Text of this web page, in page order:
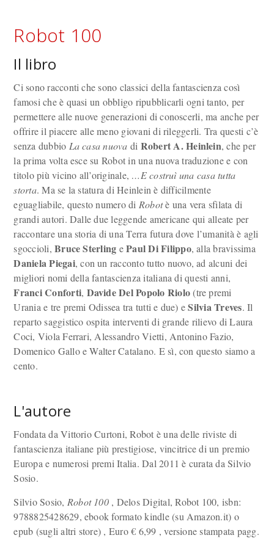
Robot 100
Il libro
Ci sono racconti che sono classici della fantascienza così
famosi che è quasi un obbligo ripubblicarli ogni tanto, per
permettere alle nuove generazioni di conoscerli, ma anche per
offrire il piacere alle meno giovani di rileggerli. Tra questi c’è
senza dubbio La casa nuova di Robert A. Heinlein, che per
la prima volta esce su Robot in una nuova traduzione e con
titolo più vicino all’originale, …E costruì una casa tutta
storta. Ma se la statura di Heinlein è difficilmente
eguagliabile, questo numero di Robotè una vera sfilata di
grandi autori. Dalle due leggende americane qui alleate per
raccontare una storia di una Terra futura dove l’umanità è agli
sgoccioli,Bruce Sterling ePaul Di Filippo, alla bravissima
Daniela Piegai, con un racconto tutto nuovo, ad alcuni dei
migliori nomi della fantascienza italiana di questi anni,
Franci Conforti, Davide Del Popolo Riolo(tre premi
Urania e tre premi Odissea tra tutti e due) eSilvia Treves. Il
reparto saggistico ospita interventi di grande rilievo di Laura
Coci, Viola Ferrari, Alessandro Vietti, Antonino Fazio,
Domenico Gallo e Walter Catalano. E sì, con questo siamo a
cento.
L'autore
Fondata da Vittorio Curtoni, Robot è una delle riviste di
fantascienza italiane più prestigiose, vincitrice di un premio
Europa e numerosi premi Italia. Dal 2011 è curata da Silvio
Sosio.
Silvio Sosio, Robot 100, Delos Digital, Robot 100, isbn:
9788825428629, ebook formato kindle (su Amazon.it) o
epub (sugli altri store) , Euro€ 6,99 , versione stampata pagg.